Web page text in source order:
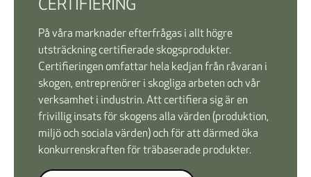
CERTIFIERING
På våra marknader efterfrågas i allt högre
utsträckning certifierade skogsprodukter.
Certifieringen omfattar hela kedjan från råvaran i
skogen, entreprenörer i skogliga arbeten och vår
verksamhet i industrin. Att certifiera sig är en
frivillig insats för skogens alla värden (produktion,
miljö och sociala värden) och för att därmed öka
konkurrenskraften för träbaserade produkter.